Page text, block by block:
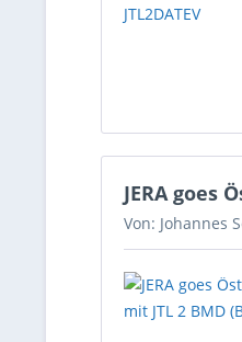
JERA goes
Von: Johannes